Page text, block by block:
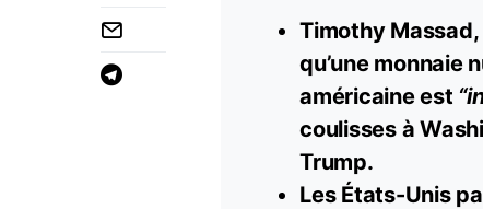
Timothy
qu’une monnaie
américaine est
coulisses à
Trump.
Les États-Unis